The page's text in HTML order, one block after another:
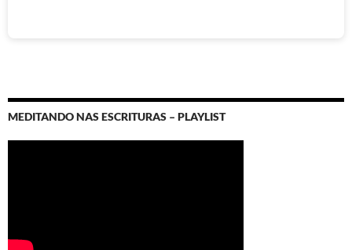
MEDITANDO NAS ESCRITURAS – PLAYLIST